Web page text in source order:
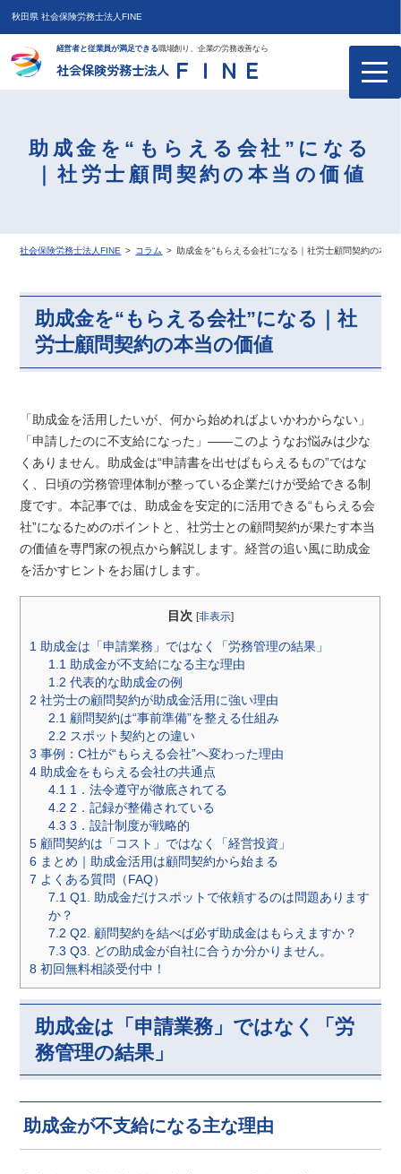
秋田県 社会保険労務士法人FINE
経営者と従業員が満足できる職場創り、企業の労務改善なら
社会保険労務士法人 ＦＩＮＥ
助成金を“もらえる会社”になる
｜社労士顧問契約の本当の価値
社会保険労務士法人FINE > コラム >助成金を“もらえる会社”になる｜社労士顧問契約の本当
助成金を“もらえる会社”になる｜社
労士顧問契約の本当の価値
「助成金を活用したいが、何から始めればよいかわからない」
「申請したのに不支給になった」――このようなお悩みは少な
くありません。助成金は“申請書を出せばもらえるもの”ではな
く、日頃の労務管理体制が整っている企業だけが受給できる制
度です。本記事では、助成金を安定的に活用できる“もらえる会
社”になるためのポイントと、社労士との顧問契約が果たす本当
の価値を専門家の視点から解説します。経営の追い風に助成金
を活かすヒントをお届けします。
目次 [非表示]
1 助成金は「申請業務」ではなく「労務管理の結果」
1.1助成金が不支給になる主な理由
1.2 代表的な助成金の例
2 社労士の顧問契約が助成金活用に強い理由
2.1顧問契約は“事前準備”を整える仕組み
2.2 スポット契約との違い
3 事例：C社が“もらえる会社”へ変わった理由
4 助成金をもらえる会社の共通点
4.11．法令遵守が徹底されてる
4.2 2．記録が整備されている
4.3 3．設計制度が戦略的
5 顧問契約は「コスト」ではなく「経営投資」
6 まとめ｜助成金活用は顧問契約から始まる
7 よくある質問（FAQ）
7.1Q1. 助成金だけスポットで依頼するのは問題あります
か？
7.2 Q2. 顧問契約を結べば必ず助成金はもらえますか？
7.3 Q3. どの助成金が自社に合うか分かりません。
8 初回無料相談受付中！
助成金は「申請業務」ではなく「労
務管理の結果」
助成金が不支給になる主な理由